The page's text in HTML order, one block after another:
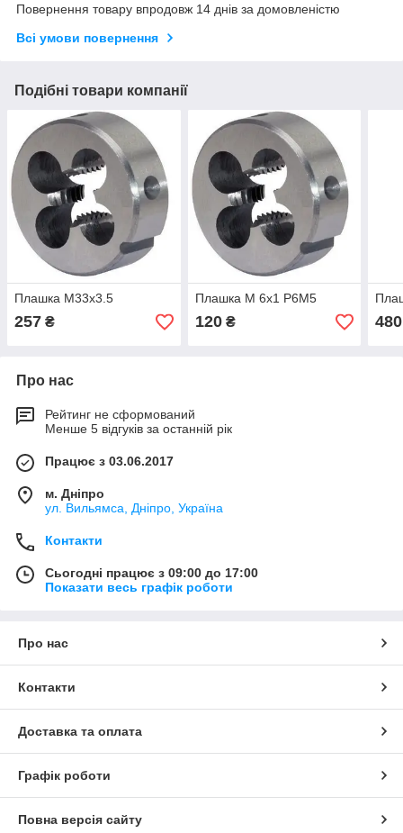
Повернення товару впродовж 14 днів за домовленістю
Всі умови повернення
Подібні товари компанії
Плашка М33х3.5
257 ₴
Плашка М 6х1 Р6М5
120₴ 480
Про нас
Рейтинг не сформований
Менше 5 відгуків за останній рік
Працює з 03.06.2017
м. Дніпро
ул. Вильямса, Дніпро, Україна
Контакти
Сьогодні працює з 09:00 до 17:00
Показати весь графік роботи
Про нас
Контакти
Доставка та оплата
Графік роботи
Повна версія сайту